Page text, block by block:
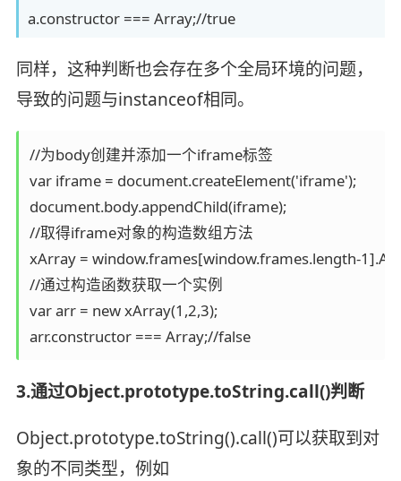
a.constructor === Array;//true
同样，这种判断也会存在多个全局环境的问题，
导致的问题与instanceof相同。
//为body创建并添加一个iframe标签
var iframe = document.createElement('iframe');
document.body.appendChild(iframe);
//取得iframe对象的构造数组方法
xArray = window.frames[window.frames.length-
//通过构造函数获取一个实例
var arr = new xArray(1,2,3);
arr.constructor === Array;//false
3.通过Object.prototype.toString.call()判断
Object.prototype.toString().call()可以获取到对
象的不同类型，例如